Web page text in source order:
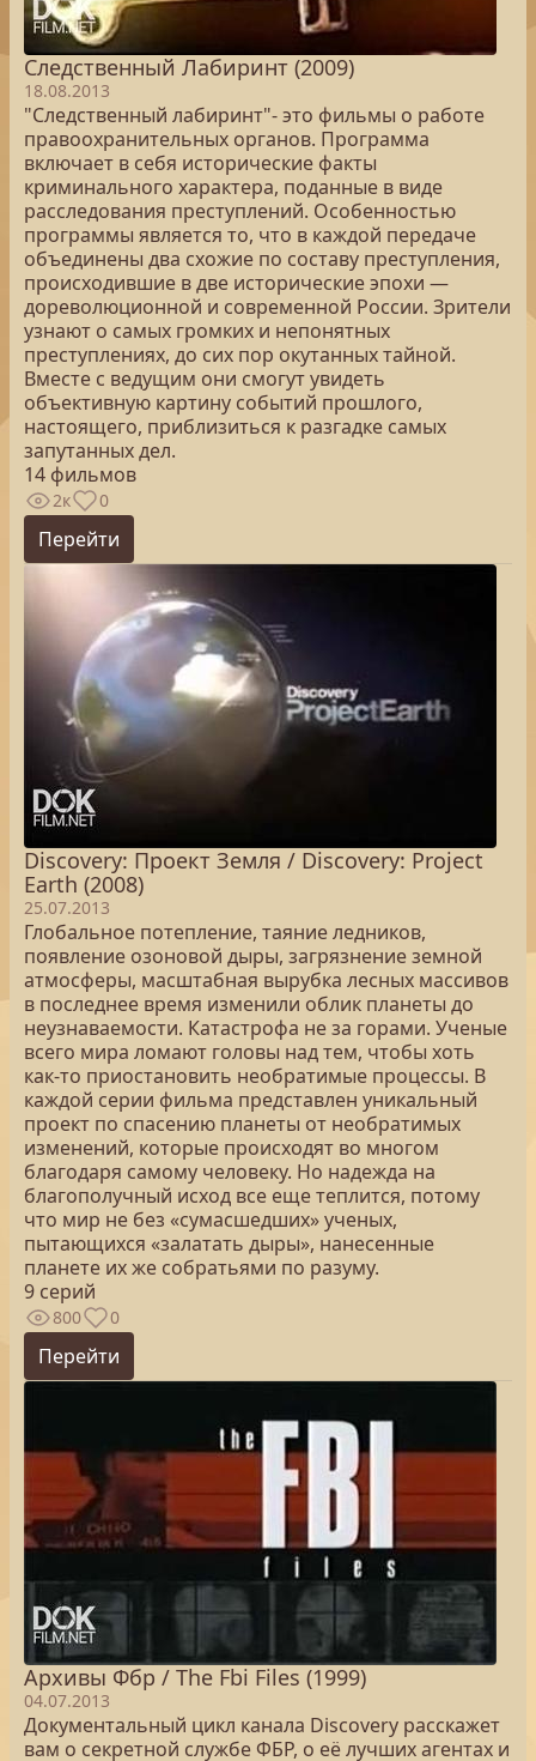
Следственный Лабиринт (2009)
18.08.2013
"Следственный лабиринт"- это фильмы о работе
правоохранительных органов. Программа
включает в себя исторические факты
криминального характера, поданные в виде
расследования преступлений. Особенностью
программы является то, что в каждой передаче
объединены два схожие по составу преступления,
происходившие в две исторические эпохи —
дореволюционной и современной России. Зрители
узнают о самых громких и непонятных
преступлениях, до сих пор окутанных тайной.
Вместе с ведущим они смогут увидеть
объективную картину событий прошлого,
настоящего, приблизиться к разгадке самых
запутанных дел.
14 фильмов
2к 0
Перейти
Discovery: Проект Земля / Discovery: Project
Earth (2008)
25.07.2013
Глобальное потепление, таяние ледников,
появление озоновой дыры, загрязнение земной
атмосферы, масштабная вырубка лесных массивов
в последнее время изменили облик планеты до
неузнаваемости. Катастрофа не за горами. Ученые
всего мира ломают головы над тем, чтобы хоть
как-то приостановить необратимые процессы. В
каждой серии фильма представлен уникальный
проект по спасению планеты от необратимых
изменений, которые происходят во многом
благодаря самому человеку. Но надежда на
благополучный исход все еще теплится, потому
что мир не без «сумасшедших» ученых,
пытающихся «залатать дыры», нанесенные
планете их же собратьями по разуму.
9 серий
800 0
Перейти
Архивы Фбр / The Fbi Files (1999)
04.07.2013
Документальный цикл канала Discovery расскажет
вам о секретной службе ФБР, о её лучших агентах и